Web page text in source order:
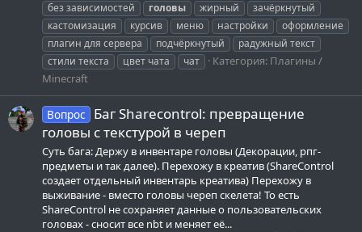
без зависимостей
головы жирный
зачёркнутый
кастомизация
курсив меню настройки
оформление
плагин для сервера
подчёркнутый
радужный текст
стили текста
цвет чата чат Категория: Плагины /
Minecraft
Вопрос
Баг Sharecontrol: превращение
головы с текстурой в череп
Суть бага: Держу в инвентаре головы (Декорации, рпг-
предметы и так далее). Перехожу в креатив (ShareControl
создает отдельный инвентарь креатива) Перехожу в
выживание - вместо головы череп скелета! То есть
ShareControl не сохраняет данные о пользовательских
головах - сносит все nbt и меняет её...